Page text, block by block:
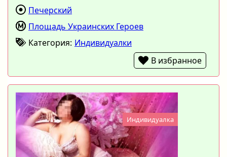
Печерский
Площадь Украинских Героев
Категория: Индивидуалки
В избранное
Индивидуалка